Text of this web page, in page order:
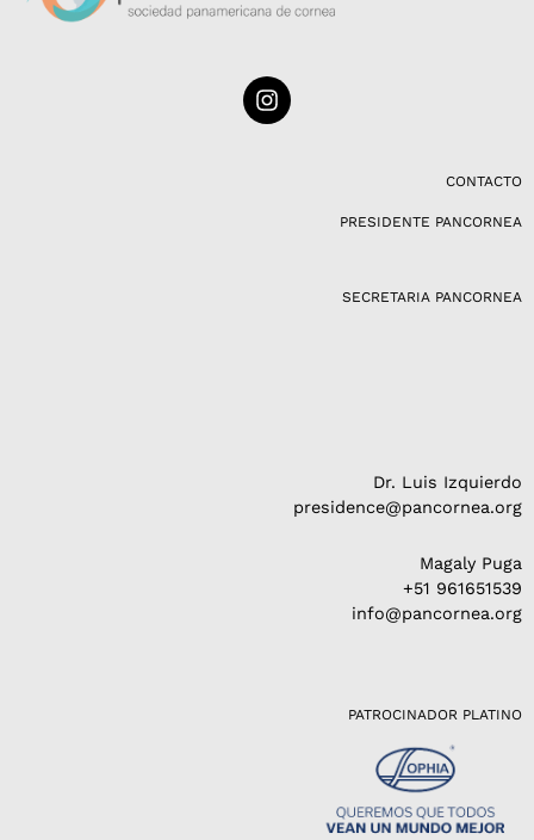
I
n
CONTACTO
PRESIDENTE PANCORNEA
SECRETARIA PANCORNEA
Dr. Luis Izquierdo
presidence@pancornea.org
Magaly Puga
+51 961651539
info@pancornea.org
PATROCINADOR PLATINO